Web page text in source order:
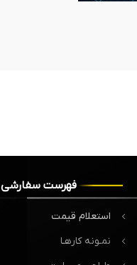
فهرست سفارشی
استعلام قیمت
نمـونه کارهـا